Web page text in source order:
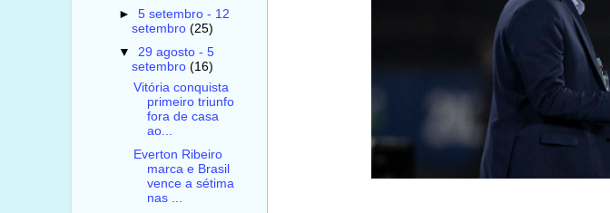
► 5 setembro - 12
setembro (25)
▼ 29 agosto - 5
setembro (16)
Vitória conquista
primeiro triunfo
fora de casa
ao...
Everton Ribeiro
marca e Brasil
vence a sétima
nas ...